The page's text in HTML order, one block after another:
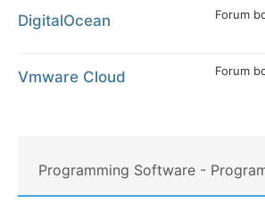
DigitalOcean Forum
Vmware Cloud Forum
Programming Software -